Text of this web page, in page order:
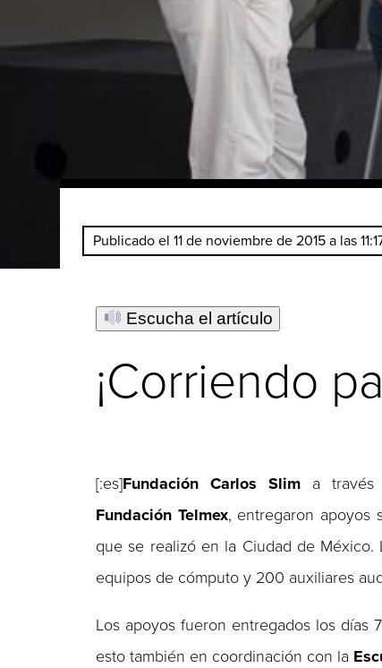
Publicado el 11 de noviembre de 2015 a las
Escucha el artículo
¡Corriendo
[:es]Fundación Carlos Slima través
Fundación Telmex, entregaron apoyos
que se realizó en la Ciudad de
equipos de cómputo y 200 auxiliares
Los apoyos fueron entregados los días
esto también en coordinación con la